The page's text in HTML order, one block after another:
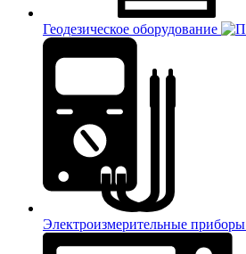
Геодезическое оборудование
Электроизмерительные приборы